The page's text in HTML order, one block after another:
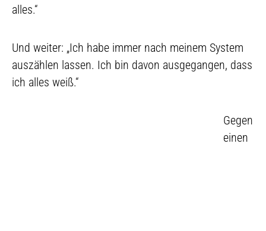
alles.“
Und weiter: „Ich habe immer nach meinem System
auszählen lassen. Ich bin davon ausgegangen, dass
ich alles weiß.“
Gegen
einen